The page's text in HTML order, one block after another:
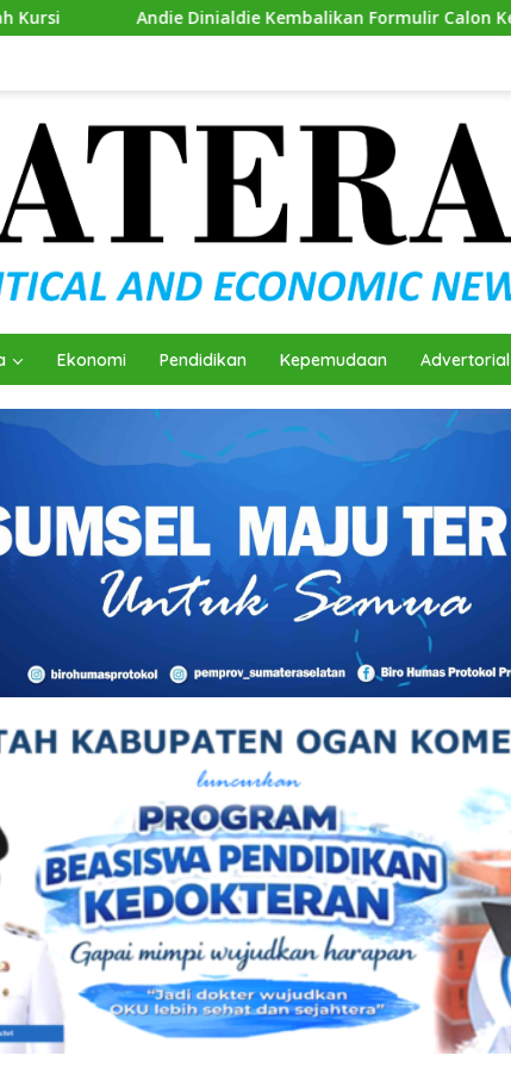
Kembalikan Formulir Calon Ketua Golkar Sumsel
Ekonomi Pendidikan Kepemudaan Advertorial